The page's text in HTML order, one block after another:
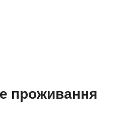
проживання